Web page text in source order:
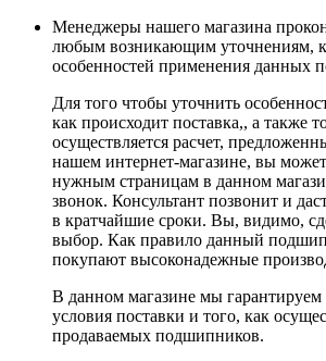
Менеджеры нашего магазина
любым возникающим уточнениям,
особенностей применения данных
Для того чтобы уточнить
как происходит поставка,, а также
осуществляется расчет,
нашем интернет-магазине, вы
нужным страницам в данном
звонок. Консультант позвонит и
в кратчайшие сроки. Вы, видимо,
выбор. Как правило данный
покупают высоконадежные
В данном магазине мы
условия поставки и того, как
продаваемых подшипников.